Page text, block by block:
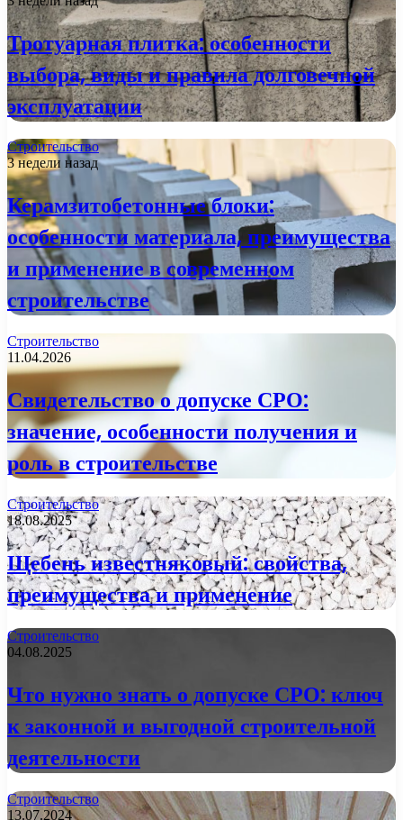
Тротуарная плитка: особенности
выбора, виды и правила долговечной
эксплуатации
Строительство
3 недели назад
Керамзитобетонные блоки:
особенности материала, преимущества
и применение в современном
строительстве
Строительство
11.04.2026
Свидетельство о допуске СРО:
значение, особенности получения и
роль в строительстве
Строительство
18.08.2025
Щебень известняковый: свойства,
преимущества и применение
Строительство
04.08.2025
Что нужно знать о допуске СРО: ключ
к законной и выгодной строительной
деятельности
Строительство
13.07.2024